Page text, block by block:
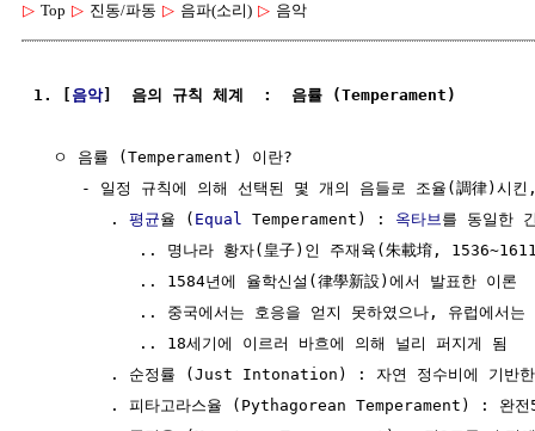
▷ Top ▷ 진동/파동 ▷ 음파(소리) ▷ 음악
1. [ 음악]  음의 규칙 체계  :  음률 (Temperament)
  ㅇ 음률 (Temperament) 이란?
- 일정 규칙에 의해 선택된 몇 개의 음들로 조율(調律)시킨
        .
평균율 ( Equal Temperament) : 옥타브 를 동일한
.. 명나라 황자(皇子)인 주재육(朱載堉,
           .. 1584년에 율학신설(律學新設)에서 발표한 이론
.. 중국에서는 호응을 얻지 못하였으나, 유럽에서는
           .. 18세기에 이르러 바흐에 의해 널리 퍼지게 됨
. 순정률 (Just Intonation) : 자연 정수비에 기반한
. 피타고라스율 (Pythagorean Temperament) : 완